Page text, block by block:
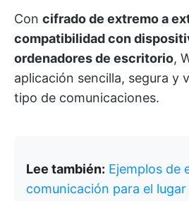
Con cifrado de extremo a
compatibilidad con
ordenadores de escritorio,
aplicación sencilla, segura y
tipo de comunicaciones.
Lee también: Ejemplos de
comunicación para el